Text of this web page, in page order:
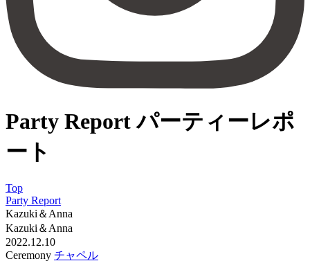
Party Reportパーティーレポ
ート
Top
Party Report
Kazuki＆Anna
Kazuki＆Anna
2022.12.10
Ceremony チャペル